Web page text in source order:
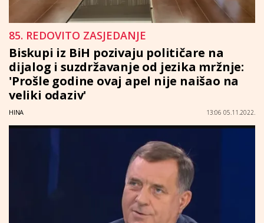
85. REDOVITO ZASJEDANJE
Biskupi iz BiH pozivaju političare na
dijalog i suzdržavanje od jezika mržnje:
'Prošle godine ovaj apel nije naišao na
veliki odaziv'
HINA 13:06 05.11.2022.